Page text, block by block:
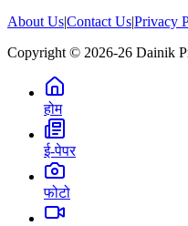
About Us|Contact Us|Privacy
Copyright © 2026-26 Dainik
होम
ई-पेपर
फोटो